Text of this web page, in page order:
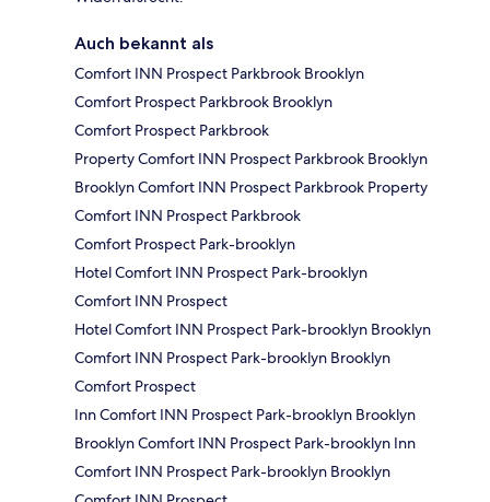
Auch bekannt als
Comfort INN Prospect Parkbrook Brooklyn
Comfort Prospect Parkbrook Brooklyn
Comfort Prospect Parkbrook
Property Comfort INN Prospect Parkbrook Brooklyn
Brooklyn Comfort INN Prospect Parkbrook Property
Comfort INN Prospect Parkbrook
Comfort Prospect Park-brooklyn
Hotel Comfort INN Prospect Park-brooklyn
Comfort INN Prospect
Hotel Comfort INN Prospect Park-brooklyn Brooklyn
Comfort INN Prospect Park-brooklyn Brooklyn
Comfort Prospect
Inn Comfort INN Prospect Park-brooklyn Brooklyn
Brooklyn Comfort INN Prospect Park-brooklyn Inn
Comfort INN Prospect Park-brooklyn Brooklyn